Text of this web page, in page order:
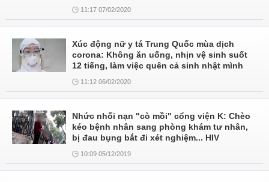
11:17 07/02/2020
Xúc động nữ y tá Trung Quốc mùa dịch
corona: Không ăn uống, nhịn vệ sinh suốt
12 tiếng, làm việc quên cả sinh nhật mình
11:12 06/02/2020
Nhức nhối nạn "cò mồi" cổng viện K: Chèo
kéo bệnh nhân sang phòng khám tư nhân,
bị đau bụng bắt đi xét nghiệm... HIV
10:09 05/12/2019